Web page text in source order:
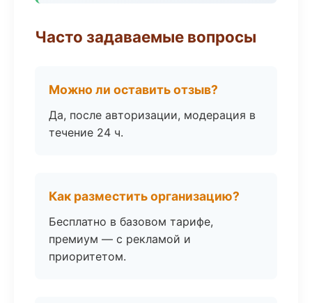
Часто задаваемые вопросы
Можно ли оставить отзыв?
Да, после авторизации, модерация в
течение 24 ч.
Как разместить организацию?
Бесплатно в базовом тарифе,
премиум — с рекламой и
приоритетом.